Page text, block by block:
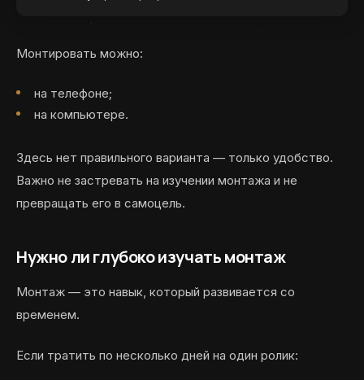
Монтировать можно:
на телефоне;
на компьютере.
Здесь нет правильного варианта — только удобство.
Важно не застревать на изучении монтажа и не
превращать его в самоцель.
Нужно ли глубоко изучать монтаж
Монтаж — это навык, который развивается со
временем.
Если тратить по несколько дней на один ролик: